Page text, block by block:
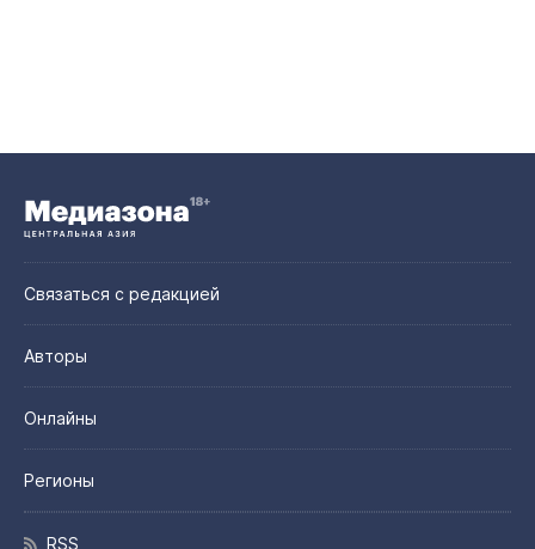
Связаться с редакцией
Авторы
Онлайны
Регионы
RSS